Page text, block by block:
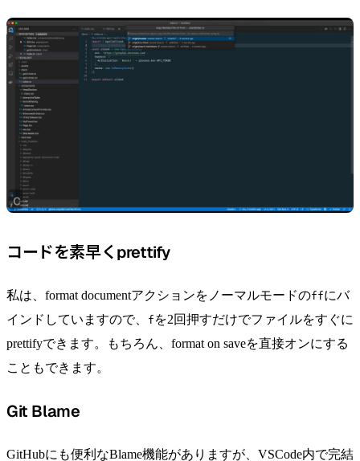
コードを素早くprettify
私は、format documentアクションをノーマルモードのffにバ
インドしていますので、
f を2回押すだけでファイルをすぐに
prettifyできます。もちろん、format on saveを直接オンにする
こともできます。
Git Blame
GitHubにも便利なBlame機能がありますが、VSCode内で完結